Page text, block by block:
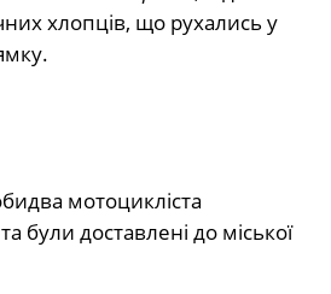
хлопців, що рухались у
мотоцикліста
були доставлені до міської